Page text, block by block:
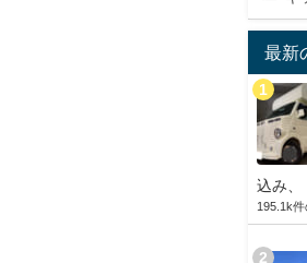
最新
込み、
195.1k